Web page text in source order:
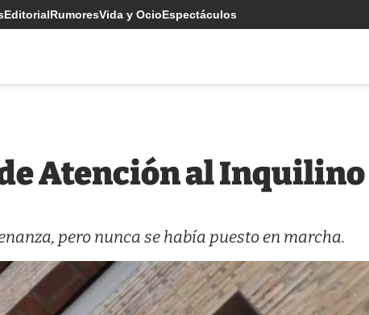
EditorialRumoresVida y OcioEspectáculos
Atención al Inquilino
pero nunca se había puesto en marcha.